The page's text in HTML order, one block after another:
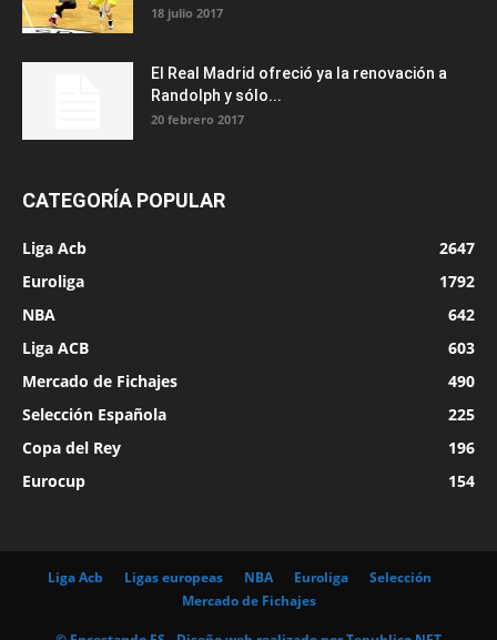
18 julio 2017
El Real Madrid ofreció ya la renovación a
Randolph y sólo...
20 febrero 2017
CATEGORÍA POPULAR
Liga Acb
2647
Euroliga
1792
NBA
642
Liga ACB
603
Mercado de Fichajes
490
Selección Española
225
Copa del Rey
196
Eurocup
154
Liga Acb Ligas europeas NBA Euroliga
Selección
Mercado de Fichajes